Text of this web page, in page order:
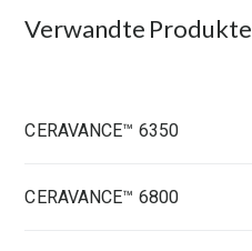
Verwandte Produkte
CERAVANCE™ 6350
CERAVANCE™ 6800